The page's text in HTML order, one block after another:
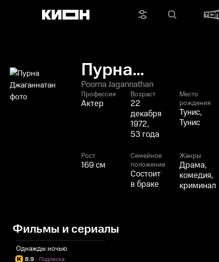
Пурна
Джаганнатан
Poorna Jagannathan
Профессия
Актер
Возраст
22
декабря
1972,
53 года
Место
рождения
Тунис,
Тунис
Рост
169 см
Семейное
положение
Состоит
в браке
Жанры
Драма,
комедия,
криминал
Фильмы и сериалы
Однажды ночью
8.9 Подписка
·